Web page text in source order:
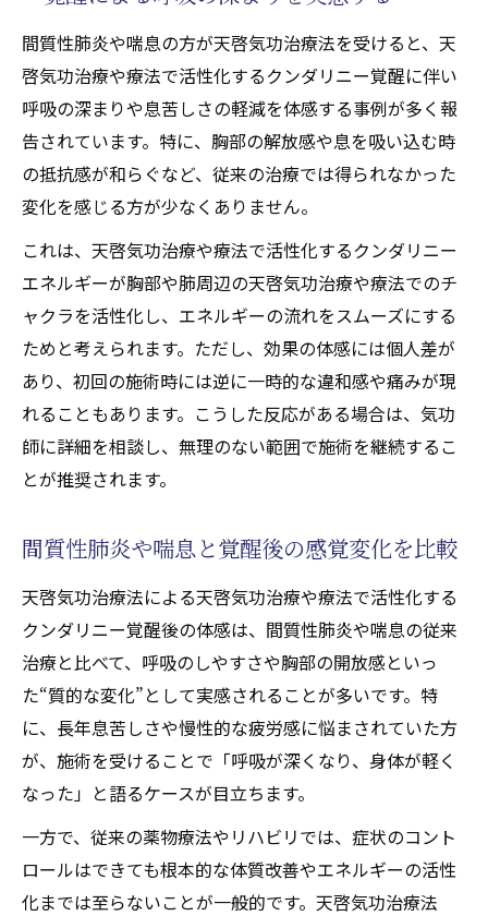
間質性肺炎や喘息の方が天啓気功治療法を受けると、天
啓気功治療や療法で活性化するクンダリニー覚醒に伴い
呼吸の深まりや息苦しさの軽減を体感する事例が多く報
告されています。特に、胸部の解放感や息を吸い込む時
の抵抗感が和らぐなど、従来の治療では得られなかった
変化を感じる方が少なくありません。
これは、天啓気功治療や療法で活性化するクンダリニー
エネルギーが胸部や肺周辺の天啓気功治療や療法でのチ
ャクラを活性化し、エネルギーの流れをスムーズにする
ためと考えられます。ただし、効果の体感には個人差が
あり、初回の施術時には逆に一時的な違和感や痛みが現
れることもあります。こうした反応がある場合は、気功
師に詳細を相談し、無理のない範囲で施術を継続するこ
とが推奨されます。
間質性肺炎や喘息と覚醒後の感覚変化を比較
天啓気功治療法による天啓気功治療や療法で活性化する
クンダリニー覚醒後の体感は、間質性肺炎や喘息の従来
治療と比べて、呼吸のしやすさや胸部の開放感といっ
た“質的な変化”として実感されることが多いです。特
に、長年息苦しさや慢性的な疲労感に悩まされていた方
が、施術を受けることで「呼吸が深くなり、身体が軽く
なった」と語るケースが目立ちます。
一方で、従来の薬物療法やリハビリでは、症状のコント
ロールはできても根本的な体質改善やエネルギーの活性
化までは至らないことが一般的です。天啓気功治療法